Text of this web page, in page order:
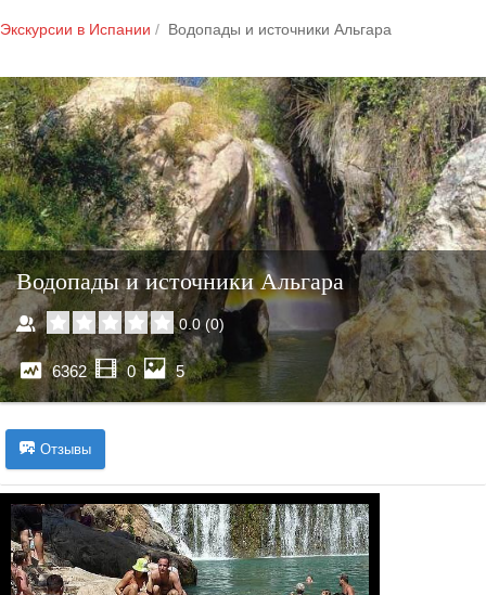
Экскурсии в Испании Водопады и источники Альгара
Водопады и источники Альгара
0.0(0)
6362 0 5
Отзывы